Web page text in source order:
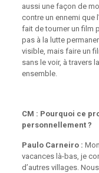
aussi une façon de
contre un ennemi que
fait de tourner un film
pas à la lutte
visible, mais faire un
sans le voir, à travers
ensemble.
CM : Pourquoi ce
personnellement ?
Paulo Carneiro :
vacances là-bas, je
d’autres villages.